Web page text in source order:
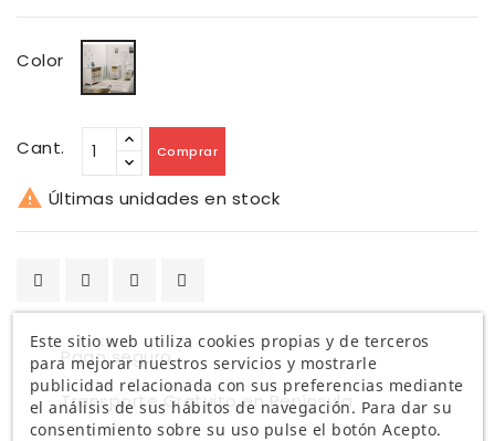
Color Blanco
Cant. Comprar
 Últimas unidades en stock
Pago seguro
Transporte Gratuito en Península
Este sitio web utiliza cookies propias y de terceros
para mejorar nuestros servicios y mostrarle
publicidad relacionada con sus preferencias mediante
el análisis de sus hábitos de navegación. Para dar su
consentimiento sobre su uso pulse el botón Acepto.